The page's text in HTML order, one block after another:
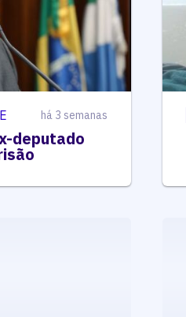
há 3 semanas
deputado